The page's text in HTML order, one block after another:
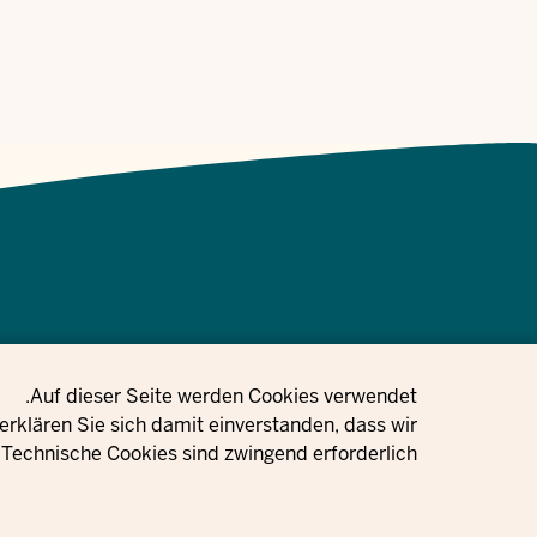
Privacy settings
Auf dieser Seite werden Cookies verwendet.
Sie sich damit einverstanden, dass wir
Cookies sind zwingend erforderlich.
Flucht und Integration des Landes Nordrhein-